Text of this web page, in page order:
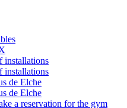
installations
installations
de Elche
de Elche
a reservation for the gym